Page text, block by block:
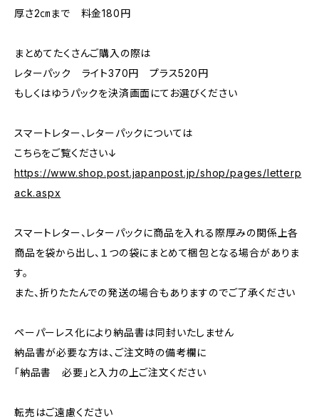
厚さ2㎝まで 料金180円
まとめてたくさんご購入の際は
レターパック ライト370円 プラス520円
もしくはゆうパックを決済画面にてお選びください
スマートレター、レターパックについては
こちらをご覧ください↓
https://www.shop.post.japanpost.jp/shop/pages/letterp
ack.aspx
スマートレター、レターパックに商品を入れる際厚みの関係上各
商品を袋から出し、１つの袋にまとめて梱包となる場合がありま
す。
また、折りたたんでの発送の場合もありますのでご了承ください
ペーパーレス化により納品書は同封いたしません
納品書が必要な方は、ご注文時の備考欄に
「納品書 必要」と入力の上ご注文ください
転売はご遠慮ください